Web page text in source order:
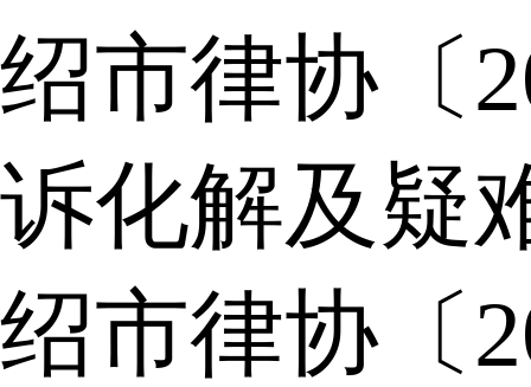
绍市律协〔
诉化解及疑
绍市律协〔